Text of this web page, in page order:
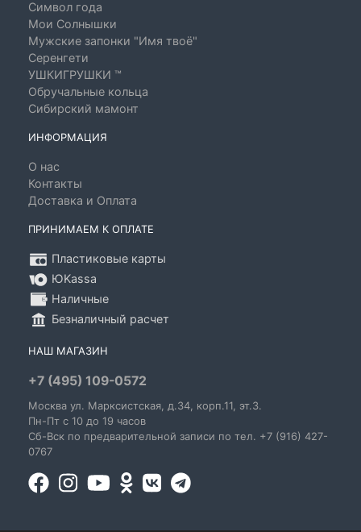
Символ года
Мои Солнышки
Мужские запонки "Имя твоё"
Серенгети
УШКИГРУШКИ ™
Обручальные кольца
Сибирский мамонт
ИНФОРМАЦИЯ
О нас
Контакты
Доставка и Оплата
ПРИНИМАЕМ К ОПЛАТЕ
Пластиковые карты
ЮKassa
Наличные
Безналичный расчет
НАШ МАГАЗИН
+7 (495) 109-0572
Москва ул. Марксистская, д.34, корп.11, эт.3.
Пн-Пт c 10 до 19 часов
Сб-Вск по предварительной записи по тел. +7 (916) 427-
0767